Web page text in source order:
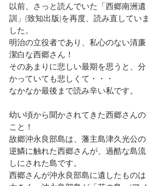
以前、さっと読んでいた「西郷南洲遺
訓」(致知出版)を再度、読み直していま
した。
明治の立役者であり、私心のない清廉
潔白な西郷さん！
そのあまりに悲しい最期を思うと、分
かっていても悲しくて・・・
なかなか最後まで読み辛い私です。
幼い頃から聞かされてきた西郷さんの
こと！
故郷沖永良部島は、藩主島津久光公の
逆鱗に触れた西郷さんが、過酷な島流
しにされた島です。
西郷さんが沖永良部島に遺したものは